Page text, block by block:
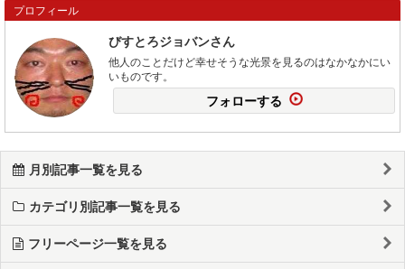
プロフィール
びすとろジョバンさん
他人のことだけど幸せそうな光景を見るのはなかなかにい
いものです。
フォローする
月別記事一覧を見る
カテゴリ別記事一覧を見る
フリーページ一覧を見る